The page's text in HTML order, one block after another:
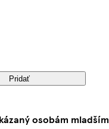
Pridať
osobám mladším